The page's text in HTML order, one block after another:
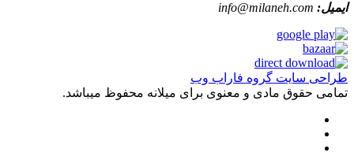
ایمیل: info@milaneh.com
طراحی سایت گروه فاراب وب
تمامی حقوق مادی و معنوی برای میلانه محفوظ میباشد.